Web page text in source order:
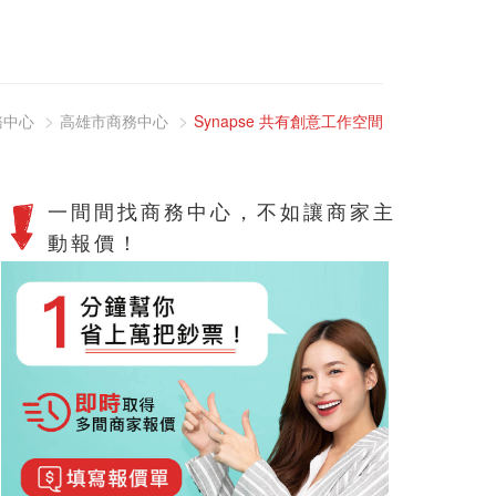
心 高雄市商務中心 Synapse 共有創意工作空間
一間間找商務中心，不如讓商家主
動報價！